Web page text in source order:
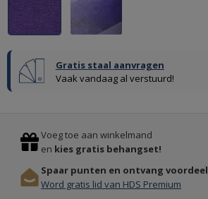
Gratis staal aanvragen
Vaak vandaag al verstuurd!
Previous
Stop
Voeg toe aan winkelmand
en kies gratis behangset!
Spaar punten en ontvang voordeel
Word gratis lid van HDS Premium